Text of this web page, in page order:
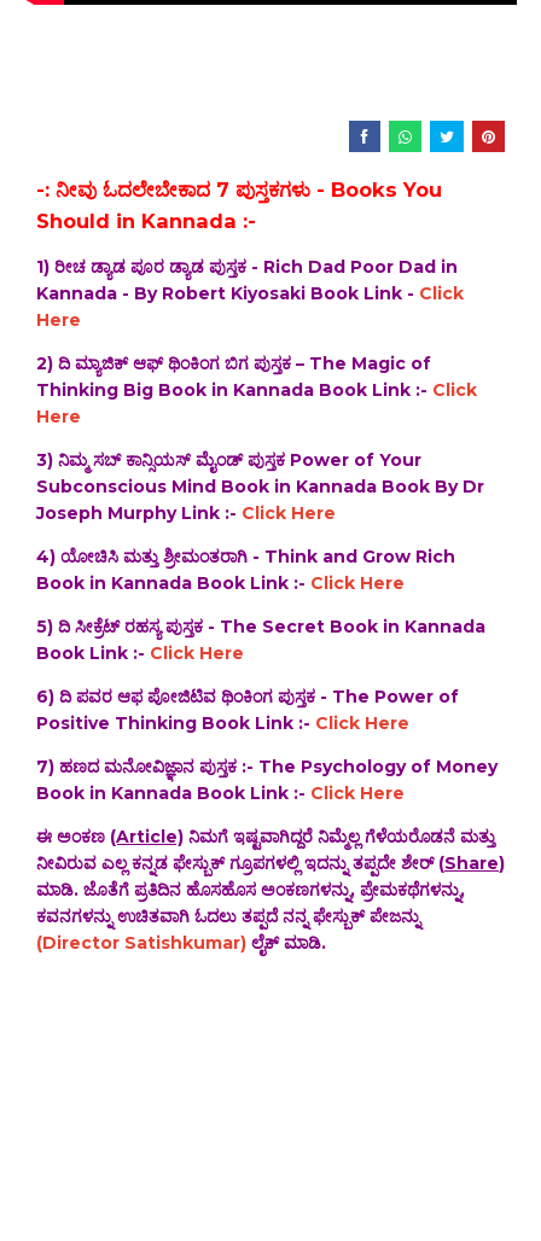
-: ನೀವು ಓದಲೇಬೇಕಾದ 7 ಪುಸ್ತಕಗಳು - Books You
Should in Kannada :-
1) ರೀಚ ಡ್ಯಾಡ ಪೂರ ಡ್ಯಾಡ ಪುಸ್ತಕ - Rich Dad Poor Dad in
Kannada - By Robert Kiyosaki Book Link - Click
Here
2) ದಿ‌ ಮ್ಯಾಜಿಕ್ ಆಫ್ ಥಿಂಕಿಂಗ ಬಿಗ ಪುಸ್ತಕ – The Magic of
Thinking Big Book in Kannada Book Link :- Click
Here
3) ನಿಮ್ಮ ಸಬ್ ಕಾನ್ಸಿಯಸ್ ಮೈಂಡ್ ಪುಸ್ತಕ Power of Your
Subconscious Mind Book in Kannada Book By Dr
Joseph Murphy Link :- Click Here
4) ಯೋಚಿಸಿ ಮತ್ತು ಶ್ರೀಮಂತರಾಗಿ - Think and Grow Rich
Book in Kannada Book Link :- Click Here
5) ದಿ ಸೀಕ್ರೆಟ್ ರಹಸ್ಯ ಪುಸ್ತಕ - The Secret Book in Kannada
Book Link :- Click Here
6) ದಿ ಪವರ ಆಫ ಪೋಜಿಟಿವ ಥಿಂಕಿಂಗ ಪುಸ್ತಕ - The Power of
Positive Thinking Book Link :- Click Here
7) ಹಣದ ಮನೋವಿಜ್ಞಾನ ಪುಸ್ತಕ :- The Psychology of Money
Book in Kannada Book Link :- Click Here
ಈ ಅಂಕಣ (Article) ನಿಮಗೆ ಇಷ್ಟವಾಗಿದ್ದರೆ ನಿಮ್ಮೆಲ್ಲ ಗೆಳೆಯರೊಡನೆ ಮತ್ತು
ನೀವಿರುವ ಎಲ್ಲ ಕನ್ನಡ ಫೇಸ್ಬುಕ್ ಗ್ರೂಪಗಳಲ್ಲಿ ಇದನ್ನು ತಪ್ಪದೇ ಶೇರ್ (Share)
ಮಾಡಿ. ಜೊತೆಗೆ ಪ್ರತಿದಿನ ಹೊಸಹೊಸ ಅಂಕಣಗಳನ್ನು, ಪ್ರೇಮಕಥೆಗಳನ್ನು,
ಕವನಗಳನ್ನು ಉಚಿತವಾಗಿ ಓದಲು ತಪ್ಪದೆ ನನ್ನ ಫೇಸ್ಬುಕ್ ಪೇಜನ್ನು
(Director Satishkumar) ಲೈಕ್ ಮಾಡಿ.